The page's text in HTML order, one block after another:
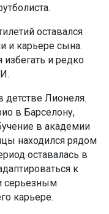
оставался
и карьере сына.
избегать и редко
Лионеля.
в Барселону,
в академии
находился рядом
оставалась в
к
серьезным
карьере.